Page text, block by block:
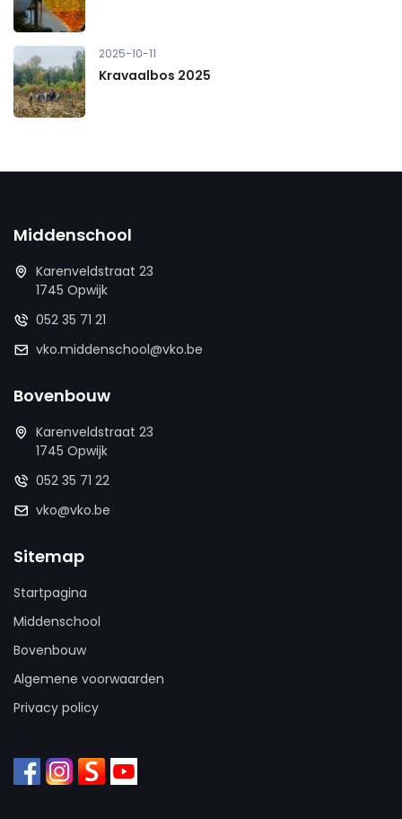
2025-10-11
Kravaalbos 2025
Middenschool
Karenveldstraat 23
1745 Opwijk
052 35 71 21
vko.middenschool@vko.be
Bovenbouw
Karenveldstraat 23
1745 Opwijk
052 35 71 22
vko@vko.be
Sitemap
Startpagina
Middenschool
Bovenbouw
Algemene voorwaarden
Privacy policy